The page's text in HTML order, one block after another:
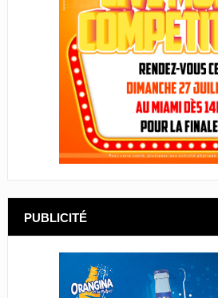
PUBLICITÉ